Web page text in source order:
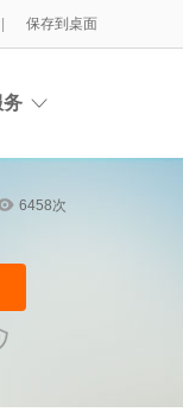
保存到桌面
务
6458次